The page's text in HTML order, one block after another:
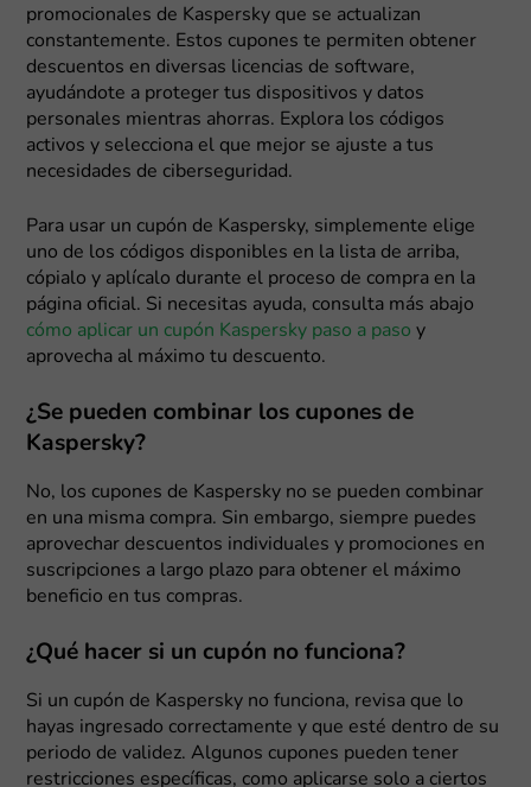
promocionales de Kaspersky que se actualizan
constantemente. Estos cupones te permiten obtener
descuentos en diversas licencias de software,
ayudándote a proteger tus dispositivos y datos
personales mientras ahorras. Explora los códigos
activos y selecciona el que mejor se ajuste a tus
necesidades de ciberseguridad.
Para usar un cupón de Kaspersky, simplemente elige
uno de los códigos disponibles en la lista de arriba,
cópialo y aplícalo durante el proceso de compra en la
página oficial. Si necesitas ayuda, consulta más abajo
cómo aplicar un cupón Kaspersky paso a paso y
aprovecha al máximo tu descuento.
¿Se pueden combinar los cupones de
Kaspersky?
No, los cupones de Kaspersky no se pueden combinar
en una misma compra. Sin embargo, siempre puedes
aprovechar descuentos individuales y promociones en
suscripciones a largo plazo para obtener el máximo
beneficio en tus compras.
¿Qué hacer si un cupón no funciona?
Si un cupón de Kaspersky no funciona, revisa que lo
hayas ingresado correctamente y que esté dentro de su
periodo de validez. Algunos cupones pueden tener
restricciones específicas, como aplicarse solo a ciertos